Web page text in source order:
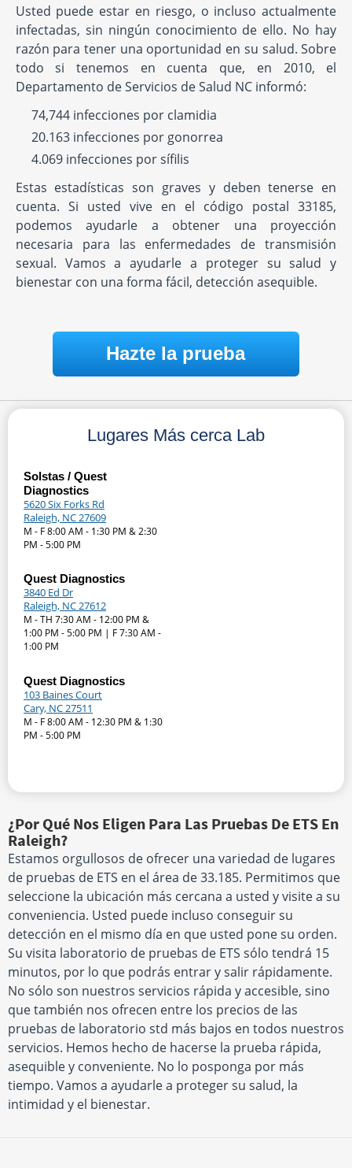
Usted puede estar en riesgo, o incluso actualmente
infectadas, sin ningún conocimiento de ello. No hay
razón para tener una oportunidad en su salud. Sobre
todo si tenemos en cuenta que, en 2010, el
Departamento de Servicios de Salud NC informó:
74,744 infecciones por clamidia
20.163 infecciones por gonorrea
4.069 infecciones por sífilis
Estas estadísticas son graves y deben tenerse en
cuenta. Si usted vive en el código postal 33185,
podemos ayudarle a obtener una proyección
necesaria para las enfermedades de transmisión
sexual. Vamos a ayudarle a proteger su salud y
bienestar con una forma fácil, detección asequible.
Hazte la prueba
Lugares Más cerca Lab
Solstas / Quest
Diagnostics
5620 Six Forks Rd
Raleigh, NC 27609
M - F 8:00 AM - 1:30 PM & 2:30
PM - 5:00 PM
Quest Diagnostics
3840 Ed Dr
Raleigh, NC 27612
M - TH 7:30 AM - 12:00 PM &
1:00 PM - 5:00 PM | F 7:30 AM -
1:00 PM
Quest Diagnostics
103 Baines Court
Cary, NC 27511
M - F 8:00 AM - 12:30 PM & 1:30
PM - 5:00 PM
¿Por Qué Nos Eligen Para Las Pruebas De ETS En
Raleigh?
Estamos orgullosos de ofrecer una variedad de lugares
de pruebas de ETS en el área de 33.185. Permitimos que
seleccione la ubicación más cercana a usted y visite a su
conveniencia. Usted puede incluso conseguir su
detección en el mismo día en que usted pone su orden.
Su visita laboratorio de pruebas de ETS sólo tendrá 15
minutos, por lo que podrás entrar y salir rápidamente.
No sólo son nuestros servicios rápida y accesible, sino
que también nos ofrecen entre los precios de las
pruebas de laboratorio std más bajos en todos nuestros
servicios. Hemos hecho de hacerse la prueba rápida,
asequible y conveniente. No lo posponga por más
tiempo. Vamos a ayudarle a proteger su salud, la
intimidad y el bienestar.